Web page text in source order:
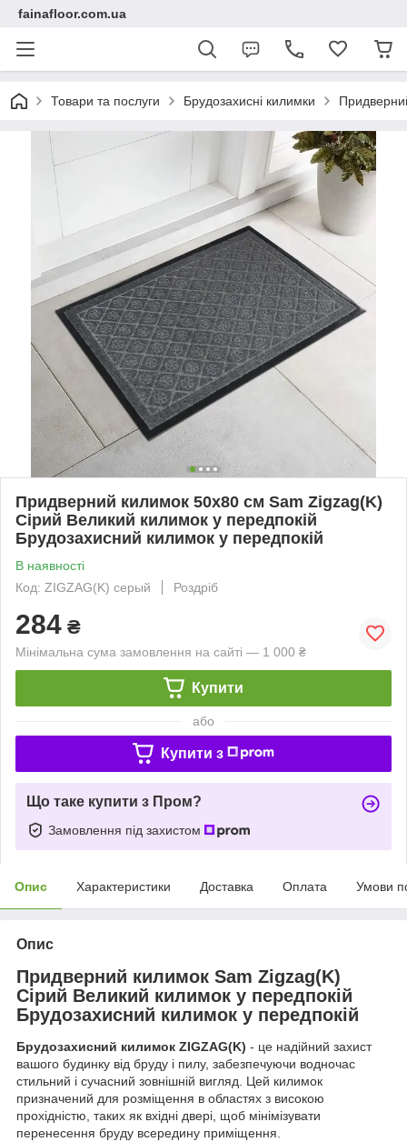
fainafloor.com.ua
Товари та послуги Брудозахисні килимки
Придверний килимок 50х80 см Sam Zigzag(K)
Сірий Великий килимок у передпокій
Брудозахисний килимок у передпокій
В наявності
Код: ZIGZAG(K) серый
Роздріб
284 ₴
Мінімальна сума замовлення на сайті — 1 000 ₴
Купити
або
Купити з
Що таке купити з Пром?
Замовлення під захистом
Опис Характеристики Доставка Оплата Умови
Опис
Придверний килимок Sam Zigzag(K)
Сірий Великий килимок у передпокій
Брудозахисний килимок у передпокій
Брудозахисний килимок ZIGZAG(K) - це надійний захист
вашого будинку від бруду і пилу, забезпечуючи водночас
стильний і сучасний зовнішній вигляд. Цей килимок
призначений для розміщення в областях з високою
прохідністю, таких як вхідні двері, щоб мінімізувати
перенесення бруду всередину приміщення.